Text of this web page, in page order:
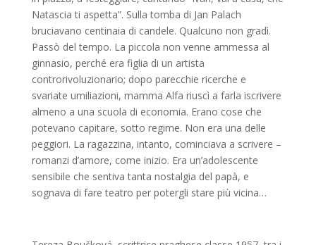
Natascia ti aspetta”. Sulla tomba di Jan Palach
bruciavano centinaia di candele. Qualcuno non gradì.
Passò del tempo. La piccola non venne ammessa al
ginnasio, perché era figlia di un artista
controrivoluzionario; dopo parecchie ricerche e
svariate umiliazioni, mamma Alfa riuscì a farla iscrivere
almeno a una scuola di economia. Erano cose che
potevano capitare, sotto regime. Non era una delle
peggiori. La ragazzina, intanto, cominciava a scrivere –
romanzi d’amore, come inizio. Era un’adolescente
sensibile che sentiva tanta nostalgia del papà, e
sognava di fare teatro per potergli stare più vicina…